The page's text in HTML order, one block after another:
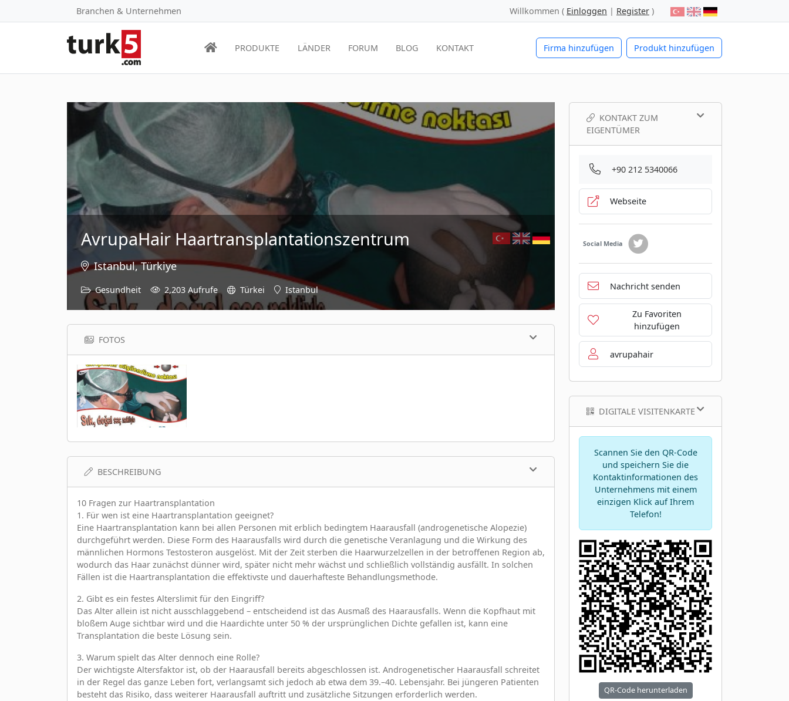
Branchen & Unternehmen Willkommen ( Einloggen | Register )
Firma hinzufügen Produkt hinzufügen
PRODUKTE LÄNDER FORUM BLOG KONTAKT
AvrupaHair Haartransplantationszentrum
Istanbul, Türkiye
Gesundheit 2,203 Aufrufe Türkei Istanbul
FOTOS
BESCHREIBUNG
10 Fragen zur Haartransplantation
1. Für wen ist eine Haartransplantation geeignet?
Eine Haartransplantation kann bei allen Personen mit erblich bedingtem Haarausfall (androgenetische Alopezie)
durchgeführt werden. Diese Form des Haarausfalls wird durch die genetische Veranlagung und die Wirkung des
männlichen Hormons Testosteron ausgelöst. Mit der Zeit sterben die Haarwurzelzellen in der betroffenen Region ab,
wodurch das Haar zunächst dünner wird, später nicht mehr wächst und schließlich vollständig ausfällt. In solchen
Fällen ist die Haartransplantation die effektivste und dauerhafteste Behandlungsmethode.
2. Gibt es ein festes Alterslimit für den Eingriff?
Das Alter allein ist nicht ausschlaggebend – entscheidend ist das Ausmaß des Haarausfalls. Wenn die Kopfhaut mit
bloßem Auge sichtbar wird und die Haardichte unter 50 % der ursprünglichen Dichte gefallen ist, kann eine
Transplantation die beste Lösung sein.
3. Warum spielt das Alter dennoch eine Rolle?
Der wichtigste Altersfaktor ist, ob der Haarausfall bereits abgeschlossen ist. Androgenetischer Haarausfall schreitet
in der Regel das ganze Leben fort, verlangsamt sich jedoch ab etwa dem 39.–40. Lebensjahr. Bei jüngeren Patienten
besteht das Risiko, dass weiterer Haarausfall auftritt und zusätzliche Sitzungen erforderlich werden.
KONTAKT ZUM
EIGENTÜMER
+90 212 5340066
Webseite
Social Media
Nachricht senden
Zu Favoriten
hinzufügen
avrupahair
DIGITALE VISITENKARTE
Scannen Sie den QR-Code
und speichern Sie die
Kontaktinformationen des
Unternehmens mit einem
einzigen Klick auf Ihrem
Telefon!
QR-Code herunterladen